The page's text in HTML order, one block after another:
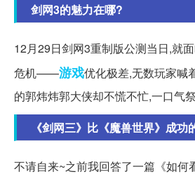
剑网3的魅力在哪?
12月29日剑网3重制版公测当日,就
危机——游戏优化极差,无数玩家喊
的郭炜炜郭大侠却不慌不忙,一口气
《剑网三》比《魔兽世界》成功
不请自来~之前我回答了一篇《如何